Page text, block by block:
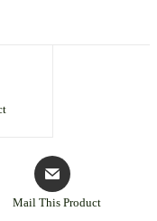
Mail This Product